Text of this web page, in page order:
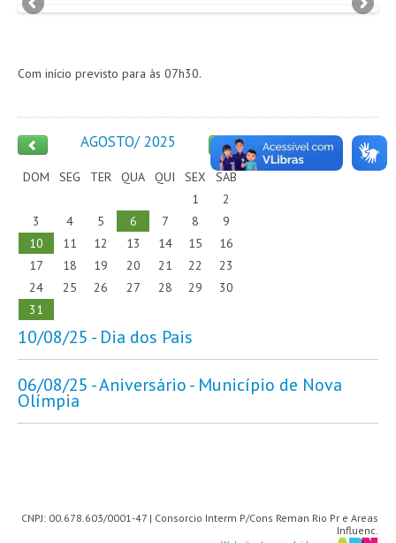
PROJETOS
AGENDA
FOTOS
VÍDEOS
OUVIDORIA
REDES SOCIAIS
FACEBOOK
TWITTER
Com início previsto para às 07h30.
AGOSTO/ 2025
DOM SEG TER QUA QUI SEX
SAB
1
2
3
4 5 6 7 8
9
10
11 12 13 14 15
16
17
18 19 20 21 22
23
24
25 26 27 28 29
30
31
10/08/25 - Dia dos Pais
06/08/25 - Aniversário - Município de Nova
Olímpia
CNPJ: 00.678.603/0001-47 | Consorcio Interm P/Cons Reman Rio Pr e Areas
Influenc.